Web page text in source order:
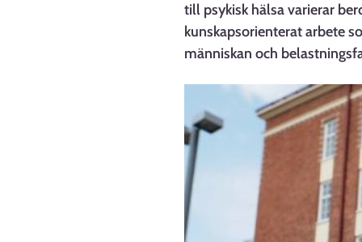
till psykisk hälsa varierar
kunskapsorienterat arbete
människan och